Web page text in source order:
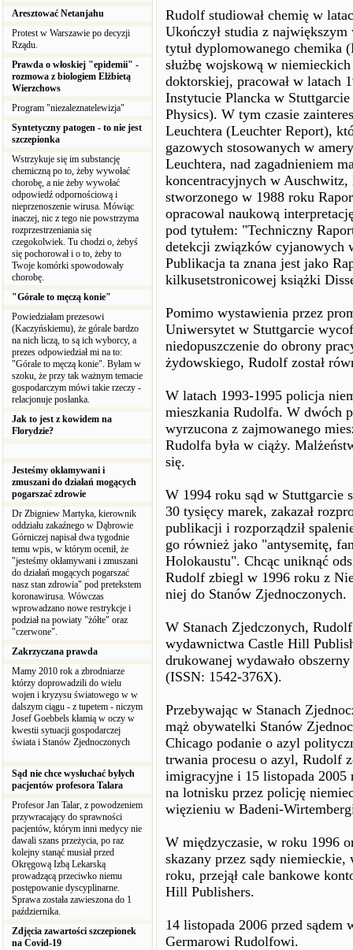
Aresztować Netanjahu
Protest w Warszawie po decyzji
Rządu.
Prawda o włoskiej "epidemii" -
rozmowa z biologiem Elżbietą
Wierzchows
Program "niezaleznatelewizja"
Syntetyczny patogen - to nie jest
szczepionka
Wstrzykuje się im substancję
chemiczną po to, żeby wywołać
chorobę, a nie żeby wywołać
odpowiedź odpornościową i
nieprzenoszenie wirusa. Mówiąc
inaczej, nic z tego nie powstrzyma
rozprzestrzeniania się
czegokolwiek. Tu chodzi o, żebyś
się pochorował i o to, żeby to
Twoje komórki spowodowały
chorobę.
"Górale to męczą konie"
Powiedziałam prezesowi
(Kaczyńskiemu), że górale bardzo
na nich liczą, to są ich wyborcy, a
prezes odpowiedział mi na to:
"Górale to męczą konie". Byłam w
szoku, że przy tak ważnym temacie
gospodarczym mówi takie rzeczy -
relacjonuje posłanka.
Jak to jest z kowidem na
Florydzie?
Jesteśmy okłamywani i
zmuszani do działań mogących
pogarszać zdrowie
Dr Zbigniew Martyka, kierownik
oddziału zakaźnego w Dąbrowie
Górniczej napisał dwa tygodnie
temu wpis, w którym ocenił, że
"jesteśmy okłamywani i zmuszani
do działań mogących pogarszać
nasz stan zdrowia" pod pretekstem
koronawirusa. Wówczas
wprowadzano nowe restrykcje i
podział na powiaty "żółte" oraz
"czerwone".
Zakrzyczana prawda
Mamy 2010 rok a zbrodniarze
którzy doprowadzili do wielu
wojen i kryzysu światowego w w
dalszym ciągu - z tupetem - niczym
Josef Goebbels kłamią w oczy w
kwestii sytuacji gospodarczej
świata i Stanów Zjednoczonych
Sąd nie chce wysłuchać byłych
pacjentów profesora Talara
Profesor Jan Talar, z powodzeniem
przywracający do sprawności
pacjentów, którym inni medycy nie
dawali szans przeżycia, po raz
kolejny stanąć musiał przed
Okręgową Izbą Lekarską
prowadzącą przeciwko niemu
postępowanie dyscyplinarne.
Sprawa została zawieszona do 1
października.
Zdjęcia zawartości szczepionek
na Covid-19
Rudolf studiował chemię w
Ukończył studia z
tytuł dyplomowanego chemika
służbę wojskową w
doktorskiej, pracował w latach
Instytucie Plancka w
Physics). W tym czasie
Leuchtera (Leuchter Report),
gazowych stosowanych w
Leuchtera, nad zagadnieniem
koncentracyjnych w Auschwitz,
stworzonego w 1988 roku
opracowal naukową
pod tytułem: "Techniczny
detekcji związków cyjanowych
Publikacja ta znana jest jako
kilkusetstronicowej książki
Pomimo wystawienia przez
Uniwersytet w Stuttgarcie
niedopuszczenie do obrony
żydowskiego, Rudolf został
W latach 1993-1995 policja
mieszkania Rudolfa. W dwóch
wyrzucona z zajmowanego
Rudolfa była w ciąży.
się.
W 1994 roku sąd w Stuttgarcie
30 tysięcy marek, zakazał
publikacji i rozporządził
go również jako "antysemitę,
Holokaustu". Chcąc uniknąć
Rudolf zbiegl w 1996 roku z
niej do Stanów Zjednoczonych.
W Stanach Zjedczonych,
wydawnictwa Castle Hill
drukowanej wydawało
(ISSN: 1542-376X).
Przebywając w Stanach
mąż obywatelki Stanów
Chicago podanie o azyl
trwania procesu o azyl, Rudolf
imigracyjne i 15 listopada
na lotnisku przez policję
więzieniu w Badeni-
W międzyczasie, w roku 1996
skazany przez sądy
roku, przejął cale bankowe
Hill Publishers.
14 listopada 2006 przed sądem
Germarowi Rudolfowi.